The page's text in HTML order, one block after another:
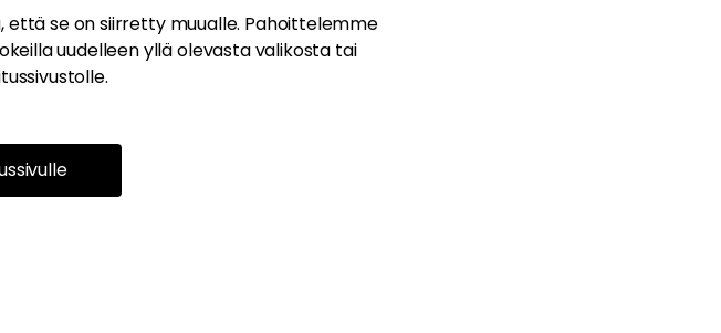
että se on siirretty muualle. Pahoittelemme
uudelleen yllä olevasta valikosta tai